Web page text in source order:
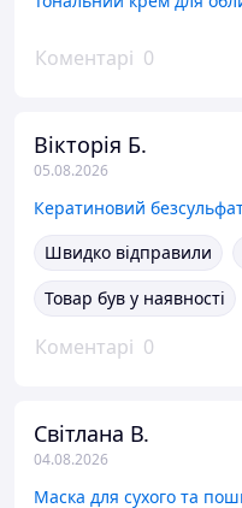
Коментарі 0
Вікторія Б.
05.08.2026
Швидко відправили
Товар був у наявності
Коментарі 0
Світлана В.
04.08.2026